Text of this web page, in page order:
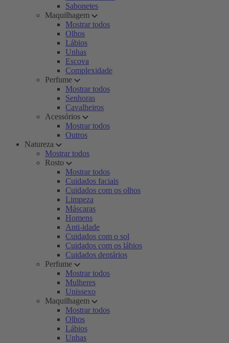
Sabonetes
Maquilhagem
Mostrar todos
Olhos
Lábios
Unhas
Escova
Complexidade
Perfume
Mostrar todos
Senhoras
Cavalheiros
Acessórios
Mostrar todos
Outros
Natureza
Mostrar todos
Rosto
Mostrar todos
Cuidados faciais
Cuidados com os olhos
Limpeza
Máscaras
Homens
Anti-idade
Cuidados com o sol
Cuidados com os lábios
Cuidados dentários
Perfume
Mostrar todos
Mulheres
Unissexo
Maquilhagem
Mostrar todos
Olhos
Lábios
Unhas